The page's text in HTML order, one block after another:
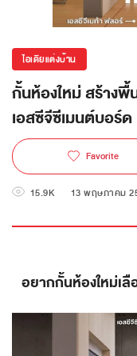
ไอเดียแต่งบ้าน
กั้นห้องใหม่ สร้าง
เอสซีจีซีเมนต์บอร์ด
Favorite
15.9K 13 พฤษภาคม
อยากกั้นห้องใหม่เลื